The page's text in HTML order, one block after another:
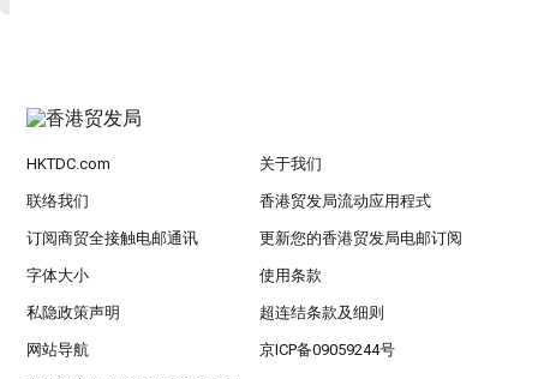
HKTDC.com 关于我们
联络我们 香港贸发局流动应用程式
订阅商贸全接触电邮通讯 更新您的香港贸发局电邮订阅
字体大小 使用条款
私隐政策声明 超连结条款及细则
网站导航 京ICP备09059244号